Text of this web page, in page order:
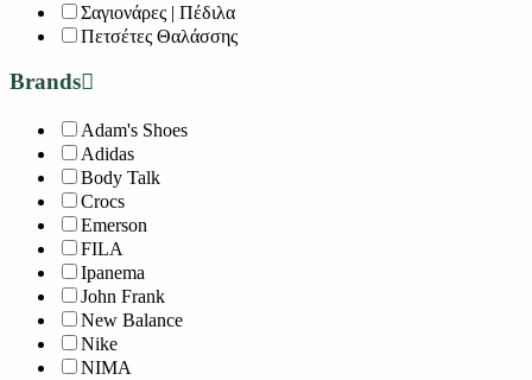
Σαγιονάρες | Πέδιλα
Πετσέτες Θαλάσσης
Brands
Adam's Shoes
Adidas
Body Talk
Crocs
Emerson
FILA
Ipanema
John Frank
New Balance
Nike
NIMA